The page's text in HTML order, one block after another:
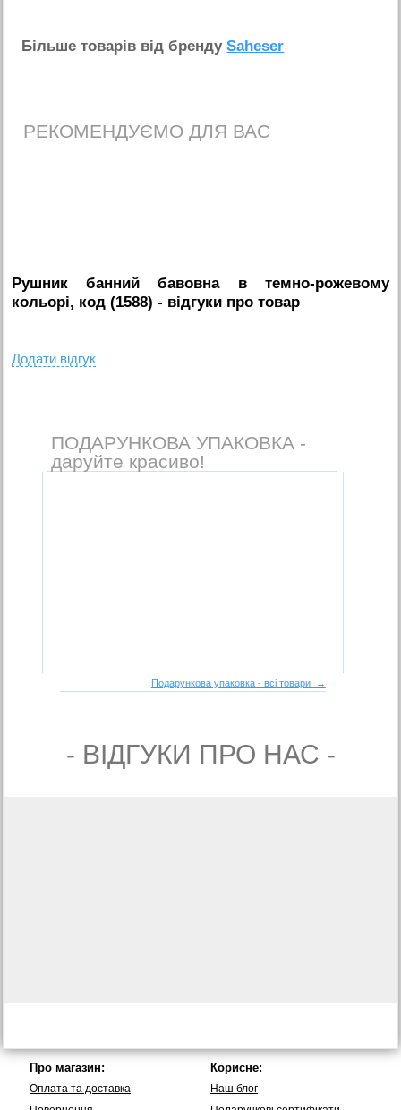
Бiльше товарiв вiд брендуSaheser
РЕКОМЕНДУЄМО ДЛЯ ВАС
Рушник банний бавовна в темно-рожевому
кольорі, код (1588) - вiдгуки про товар
Додати вiдгук
ПОДАРУНКОВА УПАКОВКА -
даруйте красиво!
Подарункова упаковка - всі товари →
- ВIДГУКИ ПРО НАС -
Про магазин:
Оплата та доставка
Корисне:
Наш блог